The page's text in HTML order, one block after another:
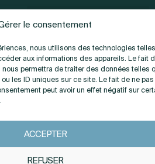
le consentement
nous utilisons des technologies
aux informations des appareils. Le fait
permettra de traiter des données telles
les ID uniques sur ce site. Le fait de ne pas
peut avoir un effet négatif sur
ACCEPTER
REFUSER